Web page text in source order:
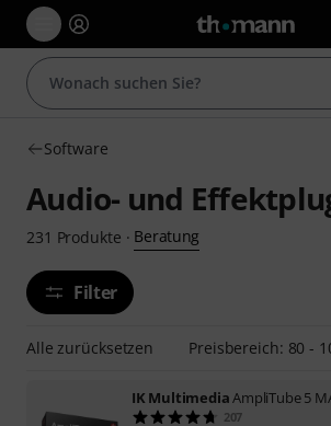
Software
Audio- und
231 Produkte · Beratung
Filter
Alle zurücksetzen Preisbereich: 80 -
IK MultimediaAmpliTube 5
207